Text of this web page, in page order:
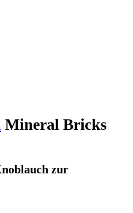
Mineral Bricks
zur